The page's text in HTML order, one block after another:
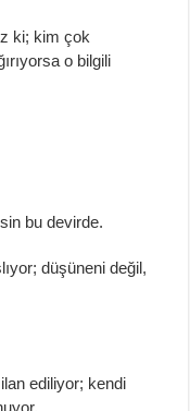
ki; kim çok
o bilgili
bu devirde.
düşüneni değil,
ediliyor; kendi